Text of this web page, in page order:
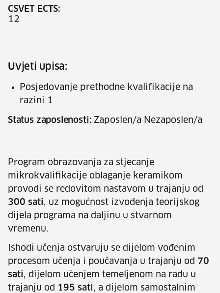
CSVET ECTS:
12
Uvjeti upisa:
Posjedovanje prethodne kvalifikacije na
razini 1
Status zaposlenosti: Zaposlen/a Nezaposlen/a
Program obrazovanja za stjecanje
mikrokvalifikacije oblaganje keramikom
provodi se redovitom nastavom u trajanju od
300 sati, uz mogućnost izvođenja teorijskog
dijela programa na daljinu u stvarnom
vremenu.
Ishodi učenja ostvaruju se dijelom vođenim
procesom učenja i poučavanja u trajanju od 70
sati, dijelom učenjem temeljenom na radu u
trajanju od 195 sati, a dijelom samostalnim